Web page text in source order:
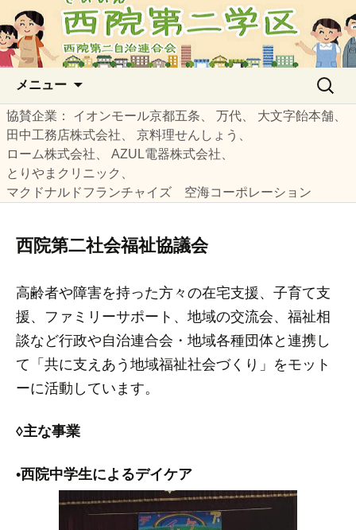
西院第二学区
西院第二自治連合会の公式サイト
メニュー
テ
ン
ツ
へ
ス
プ
検
索:
協賛企業
イオンモール京都五条 万代
大文字飴本舗
田中工務店株式会社
京料理せんしょう
ローム株式会社
AZUL電器株式会社
とりやまクリニック
マクドナルドフランチャイズ 空海コーポレーション
西院第二社会福祉協議会
高齢者や障害を持った方々の在宅支援、子育て支
援、ファミリーサポート、地域の交流会、福祉相
談など行政や自治連合会・地域各種団体と連携し
て「共に支えあう地域福祉社会づくり」をモット
ーに活動しています。
◊主な事業
•西院中学生によるデイケア